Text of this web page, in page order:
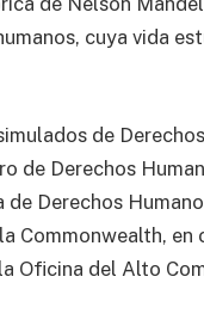
cuya vida
de
de Derechos
Derechos
Commonwealth,
Oficina del Alto